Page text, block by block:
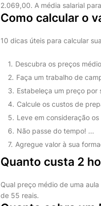
2.069,00. A média salarial
Como calcular o
10 dicas úteis para calcular
Descubra os preços
Faça um trabalho de
Estabeleça um preço por
Calcule os custos de
Leve em consideração
Não passe do tempo! ...
Agregue valor à sua
Quanto custa 2
Qual preço médio de uma
de 55 reais.